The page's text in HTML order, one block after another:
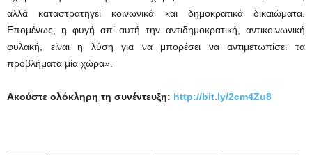
αλλά καταστρατηγεί κοινωνικά και δημοκρατικά δικαιώματα.
Επομένως, η φυγή απ’ αυτή την αντιδημοκρατική, αντικοινωνική
φυλακή, είναι η λύση για να μπορέσει να αντιμετωπίσει τα
προβλήματα μία χώρα».
Ακούστε ολόκληρη τη συνέντευξη: http://bit.ly/2cm4Zu8